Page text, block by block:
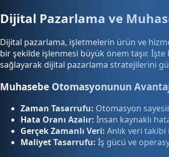
Dijital Pazarlama ve
Dijital pazarlama, işletmelerin ürün ve
bir şekilde işlenmesi büyük önem taşır. İşte
sağlayarak dijital pazarlama stratejilerini
Muhasebe Otomasyonunun
Zaman Tasarrufu: Otomasyon
Hata Oranı Azalır: İnsan kaynaklı
Gerçek Zamanlı Veri: Anlık veri
Maliyet Tasarrufu: İş gücü ve